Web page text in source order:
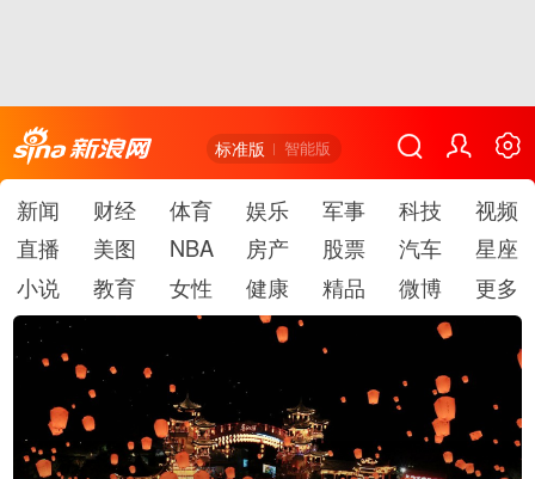
标准版 智能版
新闻 财经 体育 娱乐 军事 科技
视频
直播
美图 NBA 房产 股票 汽车
星座
小说
教育 女性 健康 精品 微博 更多